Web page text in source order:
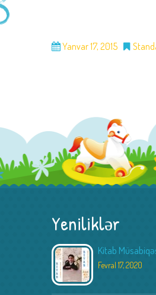
Yanvar 17, 2015
Yeniliklər
Kitab
Fevral 17, 2020